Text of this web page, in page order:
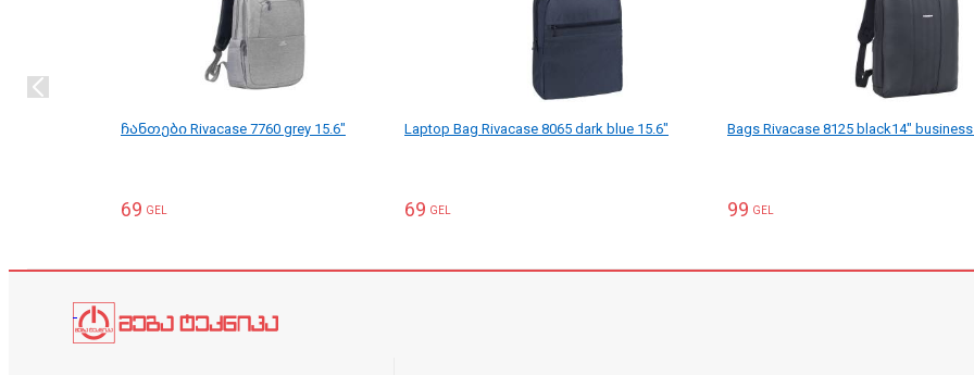
ჩანთები Rivacase 7760 grey 15.6"
69 GEL
Laptop Bag Rivacase 8065 dark blue 15.6"
69 GEL
Bags Rivacase 8125 black14" business
99 GEL